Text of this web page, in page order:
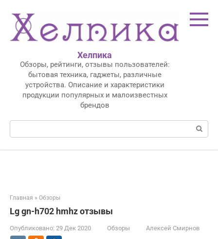
контенту
Хелпика
Обзоры, рейтинги, отзывы пользователей:
бытовая техника, гаджеты, различные
устройства. Описание и характеристики
продукции популярных и малоизвестных
брендов
Поиск:
Главная » Обзоры
Lg gn-h702 hmhz отзывы
Опубликовано: 29 Дек 2020 Обзоры Алексей Смирнов